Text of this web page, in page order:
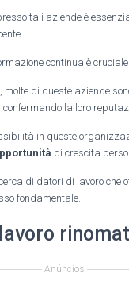
tali aziende è
continua è
, molte di queste aziende
, confermando la loro
in queste
di crescita
di datori di lavoro che
fondamentale.
Anúncios